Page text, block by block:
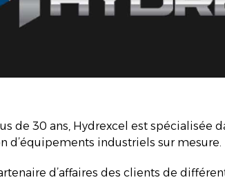
de 30 ans, Hydrexcel est spécialisée
d’équipements industriels sur mesure.
d’affaires des clients de